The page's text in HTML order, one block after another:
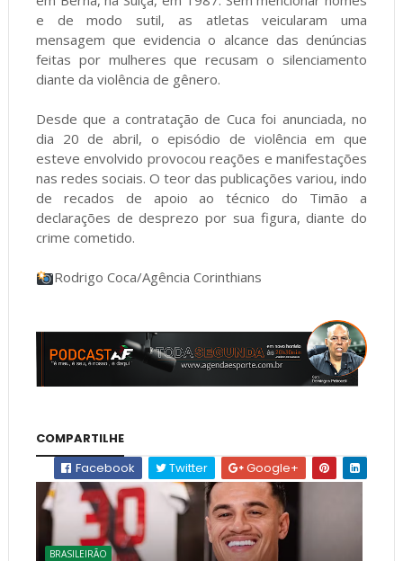
e de modo sutil, as atletas veicularam uma
mensagem que evidencia o alcance das denúncias
feitas por mulheres que recusam o silenciamento
diante da violência de gênero.
Desde que a contratação de Cuca foi anunciada, no
dia 20 de abril, o episódio de violência em que
esteve envolvido provocou reações e manifestações
nas redes sociais. O teor das publicações variou, indo
de recados de apoio ao técnico do Timão a
declarações de desprezo por sua figura, diante do
crime cometido.
Rodrigo Coca/Agência Corinthians
COMPARTILHE
Facebook
Twitter Google+
BRASILEIRÃO